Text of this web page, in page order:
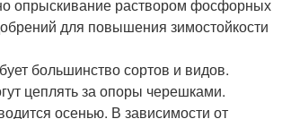
опрыскивание раствором фосфорных
для повышения зимостойкости
большинство сортов и видов.
цеплять за опоры черешками.
осенью. В зависимости от